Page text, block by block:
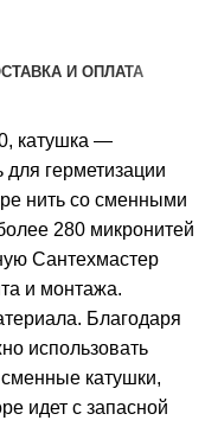
И ОПЛАТА
катушка —
для герметизации
нить со сменными
280 микронитей
Сантехмастер
и монтажа.
Благодаря
использовать
катушки,
идет с запасной